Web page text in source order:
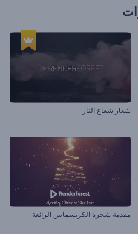
شعار شعاع النار
مقدمة شجرة الكريسماس الرائعة